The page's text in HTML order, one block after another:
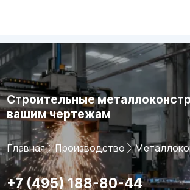
Строительные
вашим чертежам
Главная Производство
+7 (495) 188-80-44